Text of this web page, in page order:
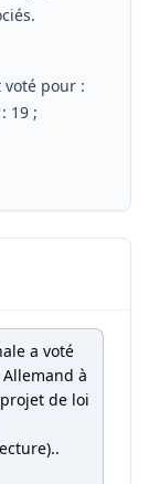
pour :
: 19 ;
a voté
à
de loi